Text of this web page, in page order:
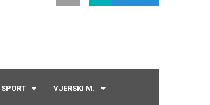
SPORT VJERSKI M.